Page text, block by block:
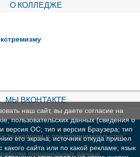
О КОЛЛЕДЖЕ
МЫ ВКОНТАКТЕ
и предпринимательства"
персональных данных
наш сайт, вы даете согласие на
пользовательских данных (сведения о
версия ОС; тип и версия Браузера; тип
его экрана; источник откуда пришел
какого сайта или по какой рекламе; язык